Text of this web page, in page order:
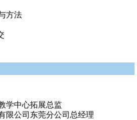
方法
学中心拓展总监
限公司东莞分公司总经理